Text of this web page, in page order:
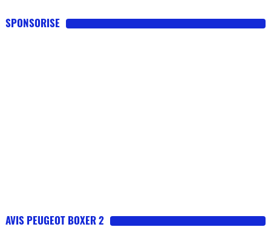
SPONSORISE
AVIS PEUGEOT BOXER 2